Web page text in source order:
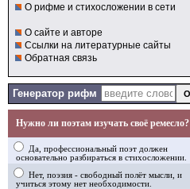
О рифме и стихосложении в сети
О сайте и авторе
Ссылки на литературные сайты
Обратная связь
Генератор рифм
Нужно ли поэтам изучать своё ремесло?
Да, профессиональный поэт должен
основательно разбираться в стихосложении.
Нет, поэзия - свободный полёт мысли, и
учиться этому нет необходимости.